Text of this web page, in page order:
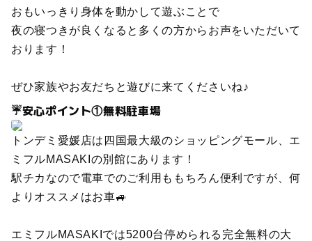
おもいっきり身体を動かして遊ぶことで
夜の寝つきが良くなると多くの方からお声をいただいて
おります！
ぜひ家族やお友だちと遊びに来てくださいね♪
☔安心ポイント①無料駐車場
トンデミ愛媛店は四国最大級のショッピングモール、エ
ミフルMASAKIの別館にあります！
駅チカなので電車でのご利用ももちろん便利ですが、何
よりオススメはお車🚙
エミフルMASAKIでは5200台停められる完全無料の大